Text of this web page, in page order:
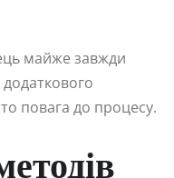
майже завжди
повага до процесу.